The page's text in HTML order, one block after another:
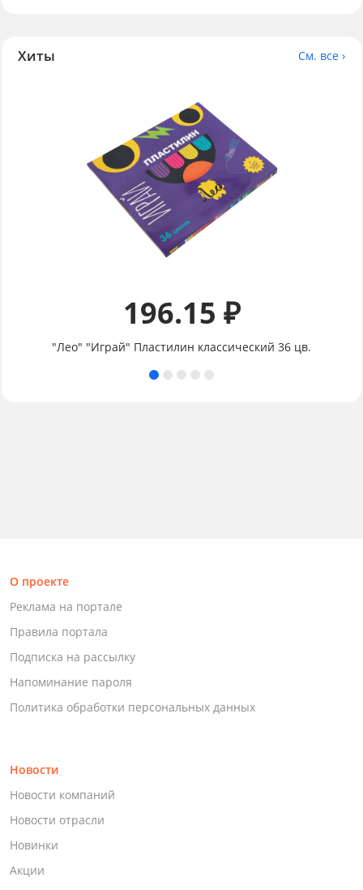
Хиты См. все ›
196.15 ₽
"Лео" "Играй" Пластилин классический 36 цв.
О проекте
Реклама на портале
Правила портала
Подписка на рассылку
Напоминание пароля
Политика обработки персональных данных
Новости
Новости компаний
Новости отрасли
Новинки
Акции